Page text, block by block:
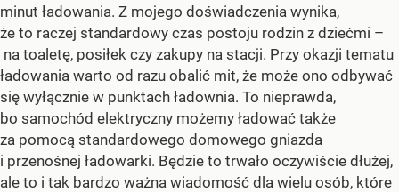
minut ładowania. Z mojego doświadczenia wynika,
że to raczej standardowy czas postoju rodzin z dziećmi –
na toaletę, posiłek czy zakupy na stacji. Przy okazji tematu
ładowania warto od razu obalić mit, że może ono odbywać
się wyłącznie w punktach ładownia. To nieprawda,
bo samochód elektryczny możemy ładować także
za pomocą standardowego domowego gniazda
i przenośnej ładowarki. Będzie to trwało oczywiście dłużej,
ale to i tak bardzo ważna wiadomość dla wielu osób, które